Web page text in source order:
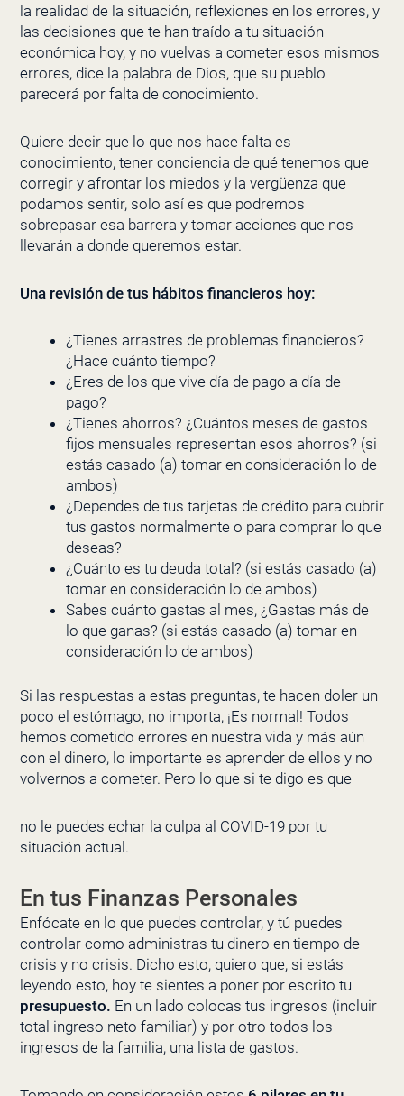
la realidad de la situación, reflexiones en los errores, y
las decisiones que te han traído a tu situación
económica hoy, y no vuelvas a cometer esos mismos
errores, dice la palabra de Dios, que su pueblo
parecerá por falta de conocimiento.
Quiere decir que lo que nos hace falta es
conocimiento, tener conciencia de qué tenemos que
corregir y afrontar los miedos y la vergüenza que
podamos sentir, solo así es que podremos
sobrepasar esa barrera y tomar acciones que nos
llevarán a donde queremos estar.
Una revisión de tus hábitos financieros hoy:
¿Tienes arrastres de problemas financieros?
¿Hace cuánto tiempo?
¿Eres de los que vive día de pago a día de
pago?
¿Tienes ahorros? ¿Cuántos meses de gastos
fijos mensuales representan esos ahorros? (si
estás casado (a) tomar en consideración lo de
ambos)
¿Dependes de tus tarjetas de crédito para cubrir
tus gastos normalmente o para comprar lo que
deseas?
¿Cuánto es tu deuda total? (si estás casado (a)
tomar en consideración lo de ambos)
Sabes cuánto gastas al mes, ¿Gastas más de
lo que ganas? (si estás casado (a) tomar en
consideración lo de ambos)
Si las respuestas a estas preguntas, te hacen doler un
poco el estómago, no importa, ¡Es normal! Todos
hemos cometido errores en nuestra vida y más aún
con el dinero, lo importante es aprender de ellos y no
volvernos a cometer. Pero lo que si te digo es que
no le puedes echar la culpa al COVID-19 por tu
situación actual.
En tus Finanzas Personales
Enfócate en lo que puedes controlar, y tú puedes
controlar como administras tu dinero en tiempo de
crisis y no crisis. Dicho esto, quiero que, si estás
leyendo esto, hoy te sientes a poner por escrito tu
presupuesto. En un lado colocas tus ingresos (incluir
total ingreso neto familiar) y por otro todos los
ingresos de la familia, una lista de gastos.